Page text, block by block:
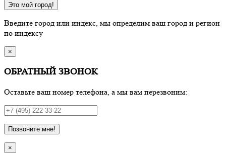
Это мой город!
Введите город или индекс, мы определим ваш город и регион
по индексу
×
ОБРАТНЫЙ ЗВОНОК
Оставьте ваш номер телефона, а мы вам перезвоним:
Позвоните мне!
×